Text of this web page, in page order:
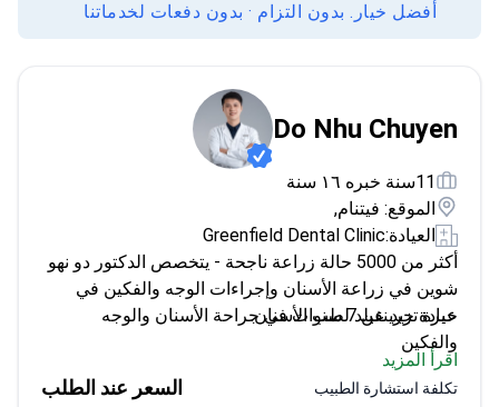
أفضل خيار. بدون التزام · بدون دفعات لخدماتنا
Do Nhu Chuyen
11سنة خبره ١٦ سنة
الموقع: فيتنام,
العيادة:Greenfield Dental Clinic
أكثر من 5000 حالة زراعة ناجحة - يتخصص الدكتور دو نهو
شوين في زراعة الأسنان وإجراءات الوجه والفكين في
عيادة جرينفيلد لطب الأسنان.خبرة تزيد عن 7 سنوات في جراحة الأسنان والوجه
والفكين
ماهر في قشور الأسنان (فينير) وخلع الأسنان
خريج جامعة هانوي الطبية
اقرأ المزيد
تكلفة استشارة الطبيب السعر عند الطلب